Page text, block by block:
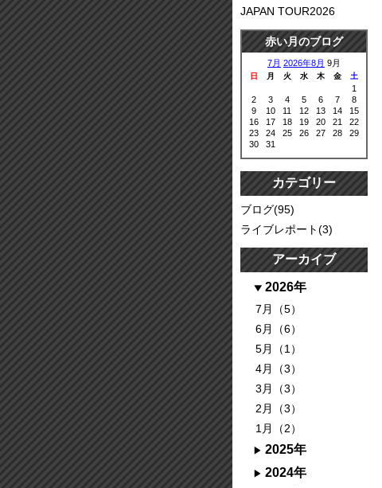
JAPAN TOUR2026
赤い月のブログ
7月 2026年8月 9月
日 月 火 水 木 金 土
1
2
3 4 5 6 7
8
9
10 11 12 13 14
15
16
17 18 19 20 21
22
23
24 25 26 27 28
29
30
31
カテゴリー
ブログ(95)
ライブレポート(3)
アーカイブ
2026年
7月（5）
6月（6）
5月（1）
4月（3）
3月（3）
2月（3）
1月（2）
2025年
2024年